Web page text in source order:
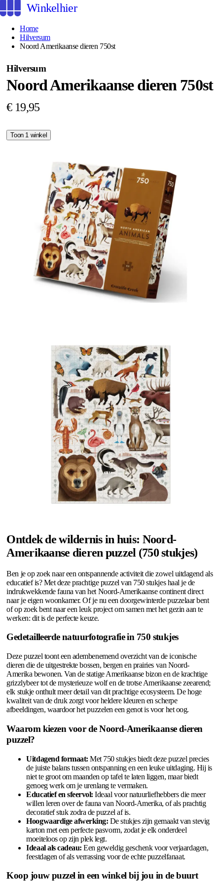
Winkelhier
Home
Hilversum
Noord Amerikaanse dieren 750st
Hilversum
Noord Amerikaanse dieren 750st
€ 19,95
Toon 1 winkel
Ontdek de wildernis in huis: Noord-
Amerikaanse dieren puzzel (750 stukjes)
Ben je op zoek naar een ontspannende activiteit die zowel uitdagend als
educatief is? Met deze prachtige puzzel van 750 stukjes haal je de
indrukwekkende fauna van het Noord-Amerikaanse continent direct
naar je eigen woonkamer. Of je nu een doorgewinterde puzzelaar bent
of op zoek bent naar een leuk project om samen met het gezin aan te
werken: dit is de perfecte keuze.
Gedetailleerde natuurfotografie in 750 stukjes
Deze puzzel toont een adembenemend overzicht van de iconische
dieren die de uitgestrekte bossen, bergen en prairies van Noord-
Amerika bewonen. Van de statige Amerikaanse bizon en de krachtige
grizzlybeer tot de mysterieuze wolf en de trotse Amerikaanse zeearend;
elk stukje onthult meer detail van dit prachtige ecosysteem. De hoge
kwaliteit van de druk zorgt voor heldere kleuren en scherpe
afbeeldingen, waardoor het puzzelen een genot is voor het oog.
Waarom kiezen voor de Noord-Amerikaanse dieren
puzzel?
Uitdagend formaat: Met 750 stukjes biedt deze puzzel precies
de juiste balans tussen ontspanning en een leuke uitdaging. Hij is
niet te groot om maanden op tafel te laten liggen, maar biedt
genoeg werk om je urenlang te vermaken.
Educatief en sfeervol: Ideaal voor natuurliefhebbers die meer
willen leren over de fauna van Noord-Amerika, of als prachtig
decoratief stuk zodra de puzzel af is.
Hoogwaardige afwerking: De stukjes zijn gemaakt van stevig
karton met een perfecte pasvorm, zodat je elk onderdeel
moeiteloos op zijn plek legt.
Ideaal als cadeau: Een geweldig geschenk voor verjaardagen,
feestdagen of als verrassing voor de echte puzzelfanaat.
Koop jouw puzzel in een winkel bij jou in de buurt